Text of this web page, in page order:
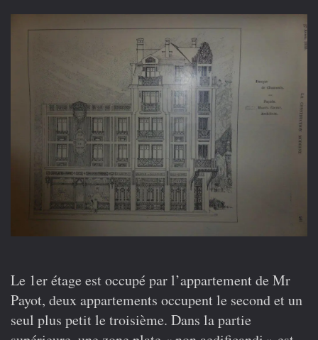
Le 1er étage est occupé par l’appartement de Mr
Payot, deux appartements occupent le second et un
seul plus petit le troisième. Dans la partie